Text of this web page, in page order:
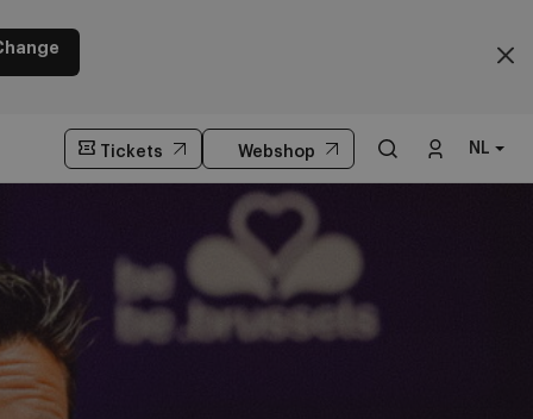
Tickets Webshop NL